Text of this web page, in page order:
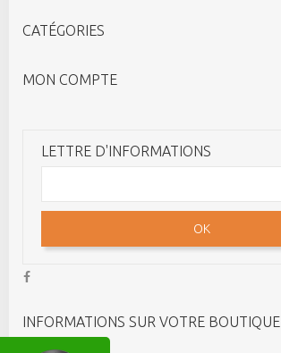
CATÉGORIES
MON COMPTE
LETTRE D'INFORMATIONS
OK
INFORMATIONS SUR VOTRE BOUTIQUE